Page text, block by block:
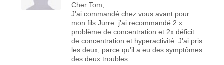
Cher Tom,
J'ai commandé chez vous avant pour
mon fils Jurre. j'ai recommandé 2 x
problème de concentration et 2x déficit
de concentration et hyperactivité. J'ai pris
les deux, parce qu'il a eu des symptômes
des deux troubles.